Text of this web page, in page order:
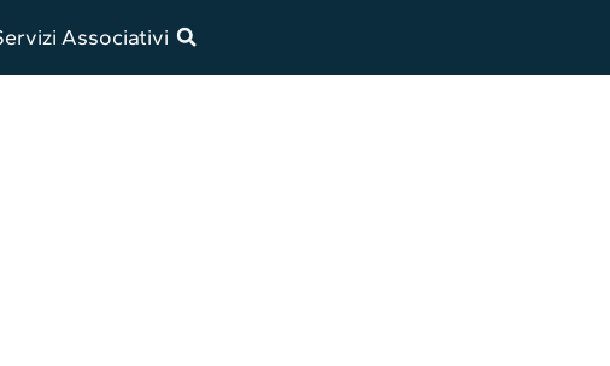
Associativi